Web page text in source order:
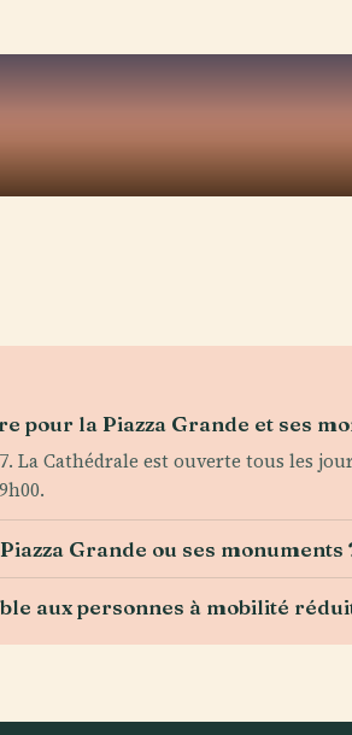
pour la Piazza Grande et ses
La Cathédrale est ouverte tous les
Grande ou ses monuments
aux personnes à mobilité